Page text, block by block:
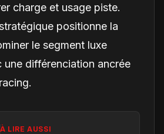
charge et usage piste.
positionne la
le segment luxe
une différenciation ancrée
À LIRE AUSSI